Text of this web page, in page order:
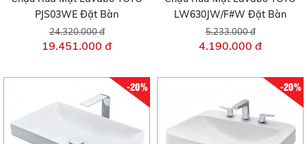
PJS03WE Đặt Bàn
24.320.000 đ
19.451.000 đ
LW630JW/F#W Đặt Bàn
5.233.000 đ
4.190.000 đ
-20% -20%